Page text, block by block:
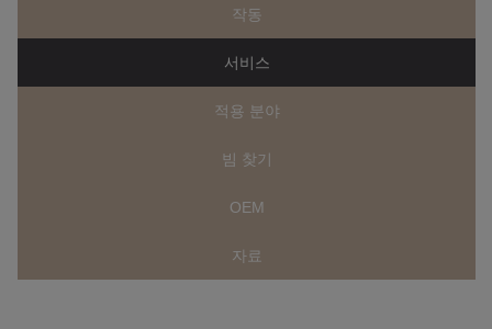
작동
서비스
적용 분야
빔 찾기
OEM
자료